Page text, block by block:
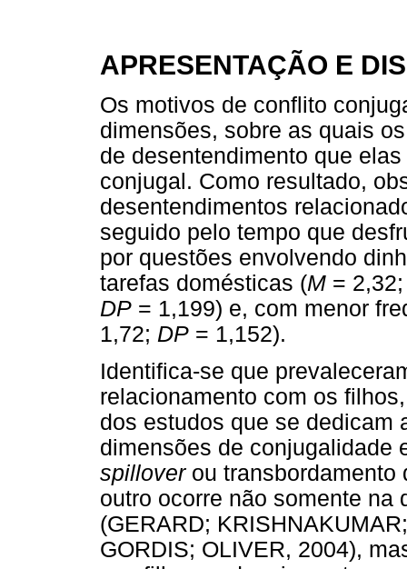
APRESENTAÇÃO E
Os motivos de conflito
dimensões, sobre as quais
de desentendimento que
conjugal. Como resultado,
desentendimentos
seguido pelo tempo que
por questões envolvendo
tarefas domésticas (M =
DP = 1,199) e, com menor
1,72; DP = 1,152).
Identifica-se que
relacionamento com os
dos estudos que se dedicam
dimensões de conjugalidade
spilloverou transbordamento
outro ocorre não somente na
(GERARD;
GORDIS; OLIVER, 2004),